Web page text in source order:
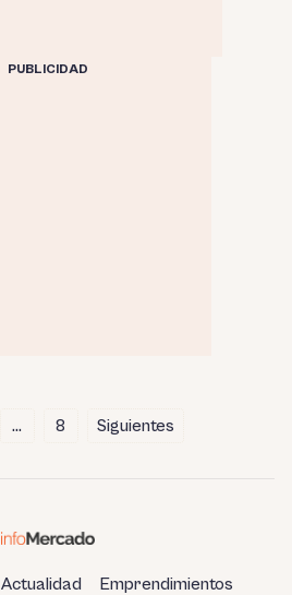
PUBLICIDAD
… 8 Siguientes
Actualidad Emprendimientos